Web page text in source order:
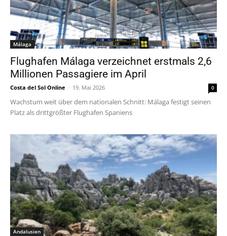
Málaga
Flughafen Málaga verzeichnet erstmals 2,6
Millionen Passagiere im April
Costa del Sol Online - 19. Mai 2026 0
Wachstum weit über dem nationalen Schnitt: Málaga festigt seinen
Platz als drittgrößter Flughafen Spaniens
Andalusien